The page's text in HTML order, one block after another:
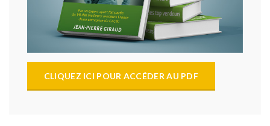
CLIQUEZ ICI POUR ACCÉDER AU PDF